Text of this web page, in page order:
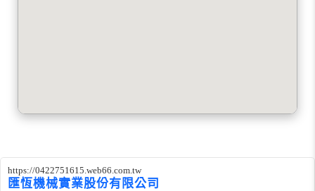
https://0422751615.web66.com.tw
匯恆機械實業股份有限公司